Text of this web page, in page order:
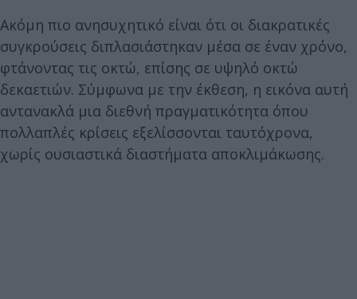
Ακόμη πιο ανησυχητικό είναι ότι οι διακρατικές
συγκρούσεις διπλασιάστηκαν μέσα σε έναν χρόνο,
φτάνοντας τις οκτώ, επίσης σε υψηλό οκτώ
δεκαετιών. Σύμφωνα με την έκθεση, η εικόνα αυτή
αντανακλά μια διεθνή πραγματικότητα όπου
πολλαπλές κρίσεις εξελίσσονται ταυτόχρονα,
χωρίς ουσιαστικά διαστήματα αποκλιμάκωσης.